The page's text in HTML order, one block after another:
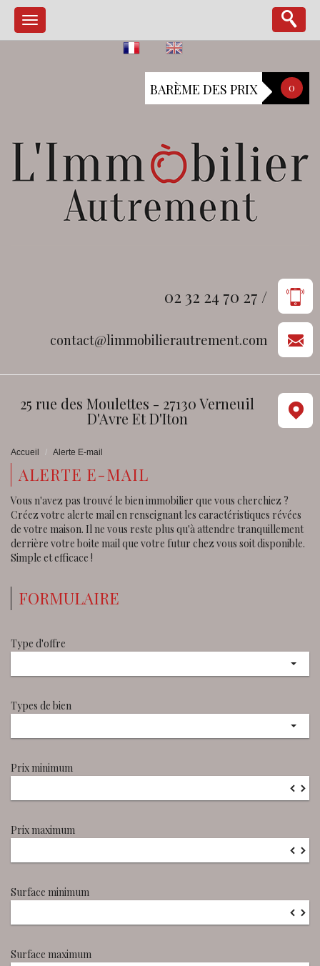
BARÈME DES PRIX 0
02 32 24 70 27 /
contact@limmobilierautrement.com
25 rue des Moulettes - 27130 Verneuil
D'Avre Et D'Iton
Accueil Alerte E-mail
ALERTE E-MAIL
Vous n'avez pas trouvé le bien immobilier que vous cherchiez ?
Créez votre alerte mail en renseignant les caractéristiques révées
de votre maison. Il ne vous reste plus qu'à attendre tranquillement
derrière votre boite mail que votre futur chez vous soit disponible.
Simple et efficace !
FORMULAIRE
Type d'offre
Types de bien
Prix minimum
▼
Prix maximum
▼
Surface minimum
▼
Surface maximum